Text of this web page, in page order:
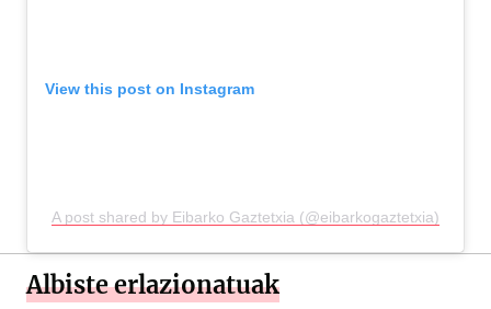
View this post on Instagram
A post shared by Eibarko Gaztetxia (@eibarkogaztetxia)
Albiste erlazionatuak